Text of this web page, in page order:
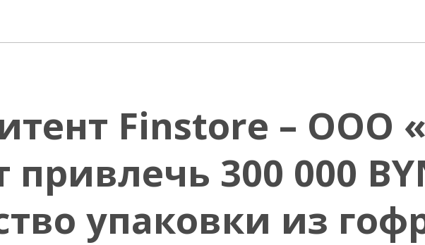
Finstore – ООО
привлечь 300 000
упаковки из